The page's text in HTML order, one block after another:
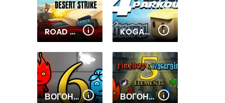
ROAD OF FURY DESERT STRIKE KOGAMA PLAYER PARKOUR
ВОГОНЬ І ВОДА 6 КАЗОК ВОГОНЬ І ВОДА 5 ЕЛЕМЕНТІВ